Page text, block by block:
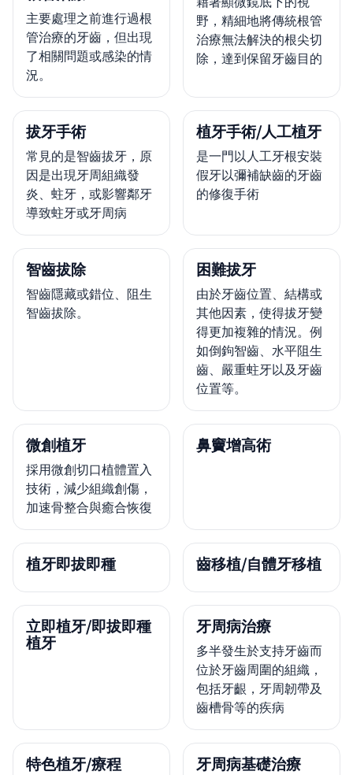
主要處理之前進行過根
管治療的牙齒，但出現
了相關問題或感染的情
況。
野，精細地將傳統根管
治療無法解決的根尖切
除，達到保留牙齒目的
拔牙手術
常見的是智齒拔牙，原
因是出現牙周組織發
炎、蛀牙，或影響鄰牙
導致蛀牙或牙周病
植牙手術/人工植牙
是一門以人工牙根安裝
假牙以彌補缺齒的牙齒
的修復手術
智齒拔除
智齒隱藏或錯位、阻生
智齒拔除。
困難拔牙
由於牙齒位置、結構或
其他因素，使得拔牙變
得更加複雜的情況。例
如倒鉤智齒、水平阻生
齒、嚴重蛀牙以及牙齒
位置等。
微創植牙
採用微創切口植體置入
技術，減少組織創傷，
加速骨整合與癒合恢復
鼻竇增高術
植牙即拔即種 齒移植/自體牙移植
立即植牙/即拔即種
植牙
牙周病治療
多半發生於支持牙齒而
位於牙齒周圍的組織，
包括牙齦，牙周韌帶及
齒槽骨等的疾病
特色植牙/療程 牙周病基礎治療